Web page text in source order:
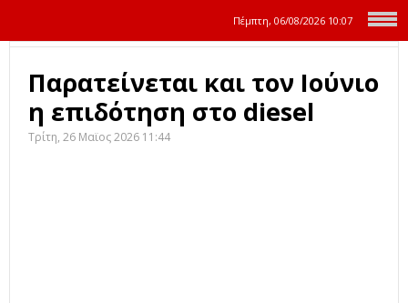
Πέμπτη, 06/08/2026 10:07
Παρατείνεται και τον Ιούνιο
η επιδότηση στο diesel
Τρίτη, 26 Μαϊος 2026 11:44